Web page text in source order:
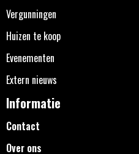
Vergunningen
Huizen te koop
Evenementen
Extern nieuws
Informatie
Contact
Over ons